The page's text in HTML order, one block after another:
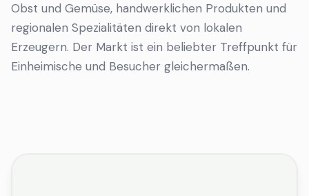
Obst und Gemüse, handwerklichen Produkten und
regionalen Spezialitäten direkt von lokalen
Erzeugern. Der Markt ist ein beliebter Treffpunkt für
Einheimische und Besucher gleichermaßen.